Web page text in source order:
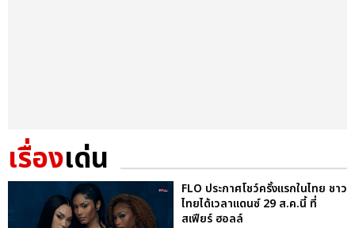
เรื่องเด่น
FLO ประกาศโชว์ครั้งแรกในไทย ชาว
ไทยได้เวลาแดนซ์ 29 ส.ค.นี้ ที่
สเฟียร์ ฮอลล์